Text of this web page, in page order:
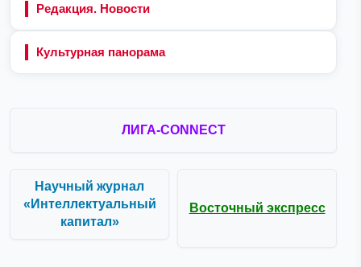
Редакция. Новости
Культурная панорама
ЛИГА-CONNECT
Научный журнал
«Интеллектуальный
капитал»
Восточный экспресс